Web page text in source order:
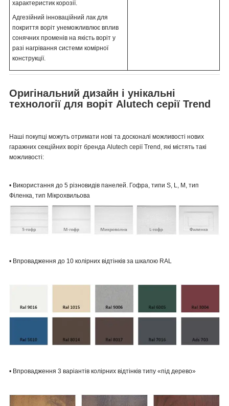
характеристик корозії.
Адгезійний інноваційний лак для
покриття воріт унеможливлює вплив
сонячних променів на якість воріт у
разі нагрівання системи комірної
конструкції.
Оригінальний дизайн і унікальні
технології для воріт Alutech серії Trend
Наші покупці можуть отримати нові та досконалі можливості нових
гаражних секційних воріт бренда Alutech серії Trend, які містять такі
можливості:
• Використання до 5 різновидів панелей. Гофра, типи S, L, M, тип
Філенка, тип Мікрохвильова
• Впровадження до 10 колірних відтінків за шкалою RAL
• Впровадження 3 варіантів колірних відтінків типу «під дерево»